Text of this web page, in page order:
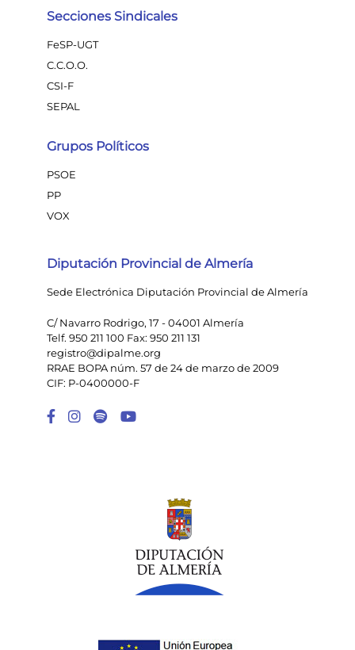
Secciones Sindicales
FeSP-UGT
C.C.O.O.
CSI-F
SEPAL
Grupos Políticos
PSOE
PP
VOX
Diputación Provincial de Almería
Sede Electrónica Diputación Provincial de Almería
C/ Navarro Rodrigo, 17 - 04001 Almería
Telf. 950 211 100 Fax: 950 211 131
registro@dipalme.org
RRAE BOPA núm. 57 de 24 de marzo de 2009
CIF: P-0400000-F
Enlace a Facebook
Enlace a Instagram
Enlace a Spotify Playlist
Enlace a Youtube